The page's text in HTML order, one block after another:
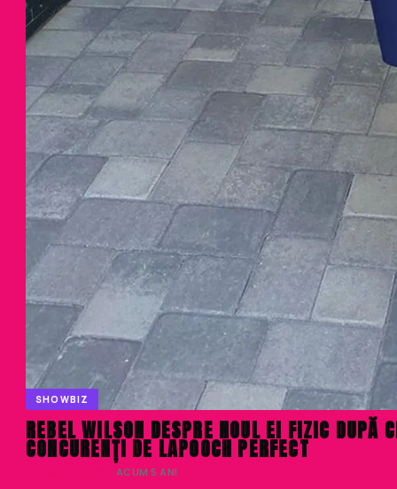
SHOWBIZ
REBEL WILSON DESPRE NOUL EI FIZIC
CONCURENȚI DE LAPOOCH PERFECT
· ACUM 5 ANI